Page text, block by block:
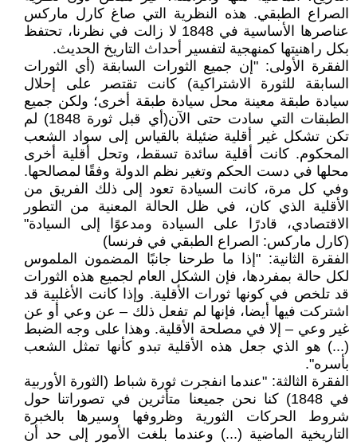
الصراع الطبقي. هذه النظرية التي صاغ كارل ماركس
عناصرها الأساسية في 1848 لا زالت في نظرنا، تحتفظ
بكل راهنيتها كمنهجية لتفسير أحداث التاريخ الحديث.
الفقرة الأولى: "إن جميع الثورات السابقة (أي الثورات
السابقة للثورة الاشتراكية) كانت تقتصر على إحلال
سيادة طبقة معينة محل سيادة طبقة أخرى؛ ولكن جميع
الطبقات التي سادت حتى الآن(أي قبل ثورة 1848) لم
تكن تشكل غير أقلية ضئيلة بالقياس إلى سواد الشعب
المحكوم. كانت أقلية سائدة تسقط، وتحل أقلية أخرى
محلها في دست الحكم وتغير نظم الدولة وفقًا لمصالحها.
وفي كل مرة، كانت السيادة تعود إلى ذلك الفريق من
الأقلية الذي كان، في ظل الحالة المعنية من التطور
الاقتصادي، قادرًا على السيادة ومدعوًا إلى السيادة"
(كارل ماركس: الصراع الطبقي في فرنسا)
الفقرة الثانية: "إذا ما طرحنا جانبًا المضمون الملموس
لكل حالة بمفردها، فإن الشكل العام لجميع هذه الثورات
قد تلخص في كونها ثورات الأقلية. وإذا كانت الأغلبية قد
اشتركت فيها أيضا، فإنها لم تفعل ذلك – عن وعي أو عن
غير وعي – إلا في مصلحة الأقلية. وهذا على وجه الضبط
(...) هو الذي جعل هذه الأقلية تبدو كأنها تمثل الشعب
بأسره".
الفقرة الثالثة: "عندما انفجرت ثورة شباط (الثورة الأوربية
في 1848) كنا نحن جميعنا متأثرين في تصوراتنا حول
شروط الحركات الثورية وظروفها وسيرها بالخبرة
التاريخية الماضية (...) وعندما بلغت الأمور إلى حد أن